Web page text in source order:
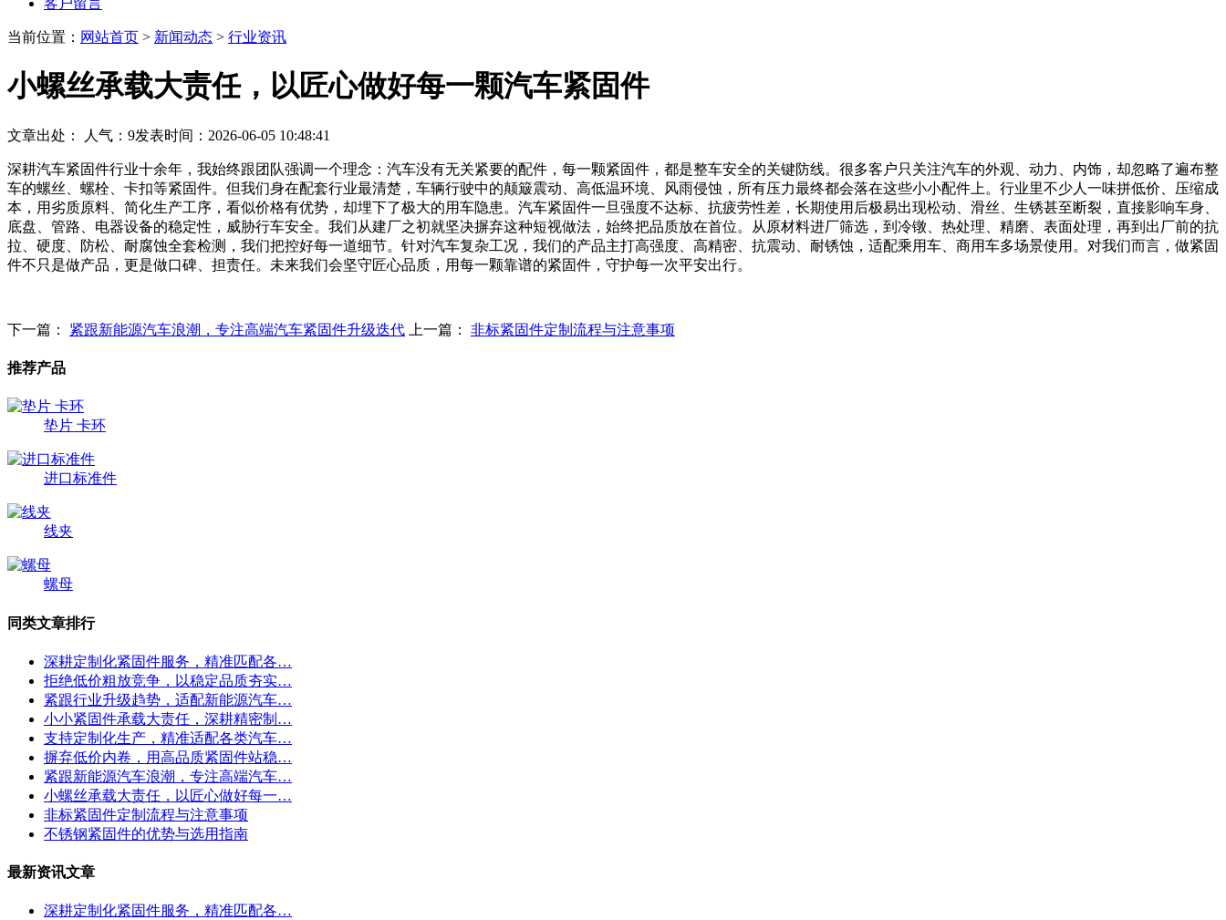
客户留言
当前位置： 网站首页 > 新闻动态 > 行业资讯
小螺丝承载大责任，以匠心做好每一颗汽车紧固件
文章出处： 人气： 9发表时间：2026-06-05 10:48:41
深耕汽车紧固件行业十余年，我始终跟团队强调一个理念：汽车没有无关紧要的配件，每一颗紧固件，都是整车安全的关键防线。很多客户只关注汽车的外观、动力、内饰，却忽略了遍布整
车的螺丝、螺栓、卡扣等紧固件。但我们身在配套行业最清楚，车辆行驶中的颠簸震动、高低温环境、风雨侵蚀，所有压力最终都会落在这些小小配件上。行业里不少人一味拼低价、压缩成
本，用劣质原料、简化生产工序，看似价格有优势，却埋下了极大的用车隐患。汽车紧固件一旦强度不达标、抗疲劳性差，长期使用后极易出现松动、滑丝、生锈甚至断裂，直接影响车身、
底盘、管路、电器设备的稳定性，威胁行车安全。我们从建厂之初就坚决摒弃这种短视做法，始终把品质放在首位。从原材料进厂筛选，到冷镦、热处理、精磨、表面处理，再到出厂前的抗
拉、硬度、防松、耐腐蚀全套检测，我们把控好每一道细节。针对汽车复杂工况，我们的产品主打高强度、高精密、抗震动、耐锈蚀，适配乘用车、商用车多场景使用。对我们而言，做紧固
件不只是做产品，更是做口碑、担责任。未来我们会坚守匠心品质，用每一颗靠谱的紧固件，守护每一次平安出行。
下一篇： 紧跟新能源汽车浪潮，专注高端汽车紧固件升级迭代 上一篇： 非标紧固件定制流程与注意事项
推荐产品
垫片 卡环
进口标准件
线夹
螺母
同类文章排行
深耕定制化紧固件服务，精准匹配各…
拒绝低价粗放竞争，以稳定品质夯实…
紧跟行业升级趋势，适配新能源汽车…
小小紧固件承载大责任，深耕精密制…
支持定制化生产，精准适配各类汽车…
摒弃低价内卷，用高品质紧固件站稳…
紧跟新能源汽车浪潮，专注高端汽车…
小螺丝承载大责任，以匠心做好每一…
非标紧固件定制流程与注意事项
不锈钢紧固件的优势与选用指南
最新资讯文章
深耕定制化紧固件服务，精准匹配各…